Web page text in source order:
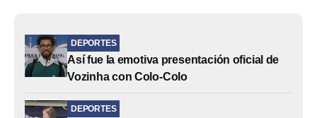
DEPORTES
Así fue la emotiva presentación oficial de
Vozinha con Colo-Colo
DEPORTES